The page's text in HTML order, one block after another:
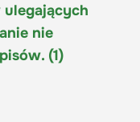
nie
(1)